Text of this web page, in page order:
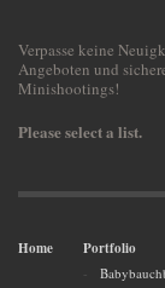
Verpasse keine
Angeboten und
Minishootings!
Please select a list.
Home Portfolio